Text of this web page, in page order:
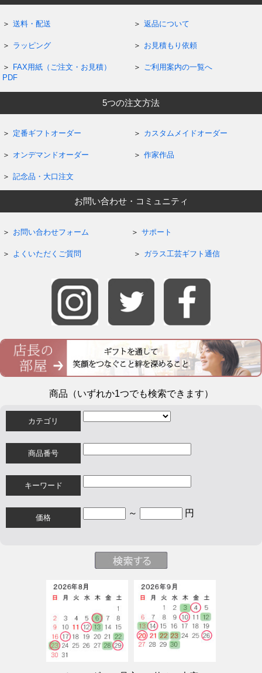
送料・配送 返品について
ラッピング お見積もり依頼
FAX用紙（ご注文・お見積）
PDF
ご利用案内の一覧へ
5つの注文方法
定番ギフトオーダー カスタムメイドオーダー
オンデマンドオーダー 作家作品
記念品・大口注文
お問い合わせ・コミュニティ
お問い合わせフォーム サポート
よくいただくご質問 ガラス工芸ギフト通信
商品（いずれか1つでも検索できます）
カテゴリ
商品番号
キーワード
価格 ～ 円